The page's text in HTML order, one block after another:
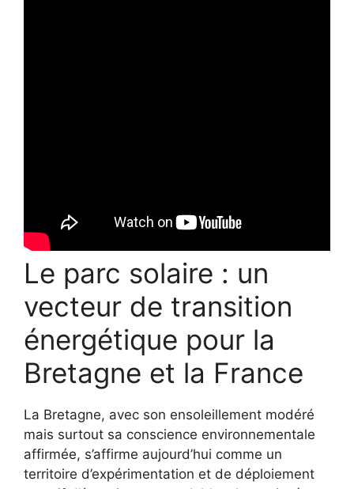
Le parc solaire : un
vecteur de transition
énergétique pour la
Bretagne et la France
La Bretagne, avec son ensoleillement modéré
mais surtout sa conscience environnementale
affirmée, s’affirme aujourd’hui comme un
territoire d’expérimentation et de déploiement